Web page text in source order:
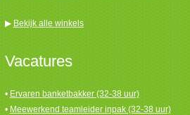
▶ Bekijk alle winkels
Vacatures
• Ervaren banketbakker (32-38 uur)
• Meewerkend teamleider inpak (32-38 uur)